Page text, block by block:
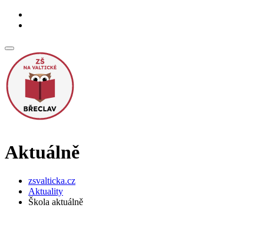
Aktuálně
zsvalticka.cz
Aktuality
Škola aktuálně